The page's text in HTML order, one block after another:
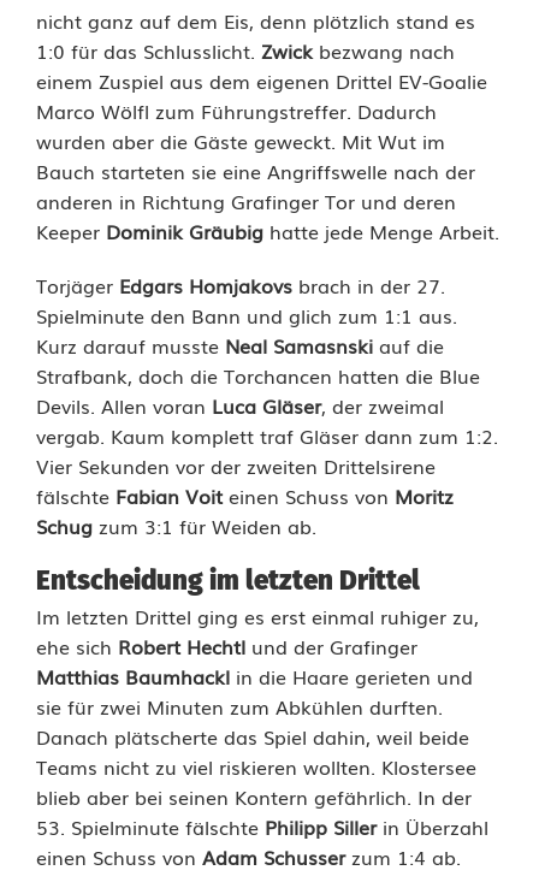
:
4
:
2
-
A
r
b
e
i
t
s
s
i
e
g
b
e
i
nicht ganz auf dem Eis, denn plötzlich stand es
1:0 für das Schlusslicht. Zwick bezwang nach
einem Zuspiel aus dem eigenen Drittel EV-Goalie
Marco Wölfl zum Führungstreffer. Dadurch
wurden aber die Gäste geweckt. Mit Wut im
Bauch starteten sie eine Angriffswelle nach der
anderen in Richtung Grafinger Tor und deren
Keeper Dominik Gräubig hatte jede Menge Arbeit.
Torjäger Edgars Homjakovs brach in der 27.
Spielminute den Bann und glich zum 1:1 aus.
Kurz darauf musste Neal Samasnski auf die
Strafbank, doch die Torchancen hatten die Blue
Devils. Allen voran Luca Gläser, der zweimal
vergab. Kaum komplett traf Gläser dann zum 1:2.
Vier Sekunden vor der zweiten Drittelsirene
fälschte Fabian Voiteinen Schuss von Moritz
Schug zum 3:1 für Weiden ab.
Entscheidung im letzten Drittel
Im letzten Drittel ging es erst einmal ruhiger zu,
ehe sich Robert Hechtl und der Grafinger
Matthias Baumhackl in die Haare gerieten und
sie für zwei Minuten zum Abkühlen durften.
Danach plätscherte das Spiel dahin, weil beide
Teams nicht zu viel riskieren wollten. Klostersee
blieb aber bei seinen Kontern gefährlich. In der
53. Spielminute fälschte Philipp Sillerin Überzahl
einen Schuss von Adam Schusserzum 1:4 ab.